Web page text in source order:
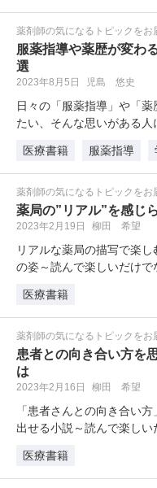
薬剤師の気になるトピックをお
服薬指導や薬歴が変わ
選
2023年8月5日 児島 悠史
日々の「服薬指導」や「
たい、そんな思いがある人
医療書籍
服薬指導
薬剤師の気になるトピックをお
薬局の”リアル”を感じ
2023年2月19日 柳田 希望
リアルな薬局の描写で楽
の姿～読んで楽しいだけで
医療書籍
薬剤師の気になるトピックをお
患者との向き合い方を
は
2023年2月16日 柳田 希望
「患者さんとの向き合い
出せる小説～読んで楽しい
医療書籍